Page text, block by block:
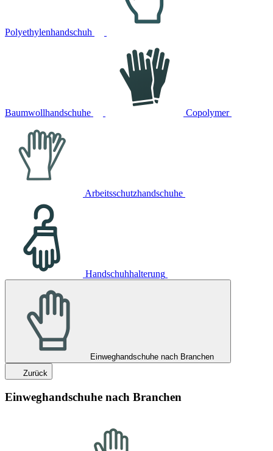
Polyethylenhandschuh
Baumwollhandschuhe Copolymer
Arbeitsschutzhandschuhe
Handschuhhalterung
Einweghandschuhe nach Branchen
Zurück
Einweghandschuhe nach Branchen